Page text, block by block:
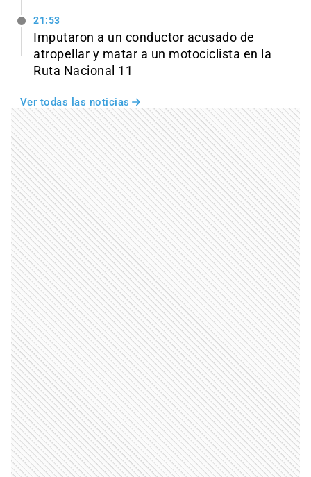
21:53
Imputaron a un conductor acusado de
atropellar y matar a un motociclista en la
Ruta Nacional 11
Ver todas las noticias